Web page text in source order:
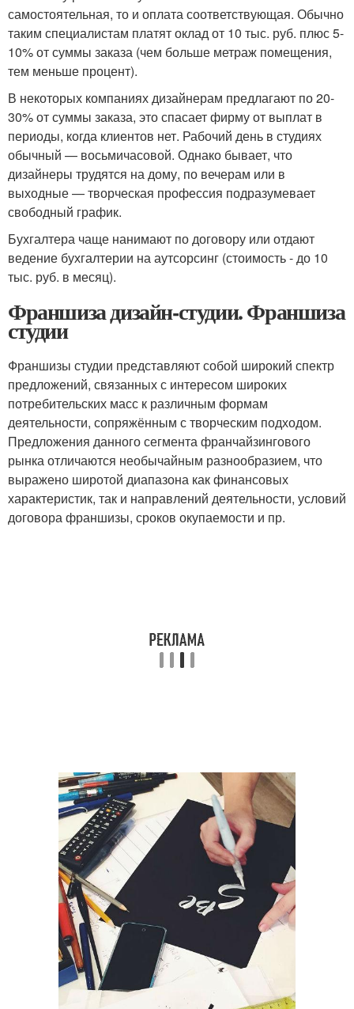
самостоятельная, то и оплата соответствующая. Обычно
таким специалистам платят оклад от 10 тыс. руб. плюс 5-
10% от суммы заказа (чем больше метраж помещения,
тем меньше процент).
В некоторых компаниях дизайнерам предлагают по 20-
30% от суммы заказа, это спасает фирму от выплат в
периоды, когда клиентов нет. Рабочий день в студиях
обычный — восьмичасовой. Однако бывает, что
дизайнеры трудятся на дому, по вечерам или в
выходные — творческая профессия подразумевает
свободный график.
Бухгалтера чаще нанимают по договору или отдают
ведение бухгалтерии на аутсорсинг (стоимость - до 10
тыс. руб. в месяц).
Франшиза дизайн-студии. Франшиза
студии
Франшизы студии представляют собой широкий спектр
предложений, связанных с интересом широких
потребительских масс к различным формам
деятельности, сопряжённым с творческим подходом.
Предложения данного сегмента франчайзингового
рынка отличаются необычайным разнообразием, что
выражено широтой диапазона как финансовых
характеристик, так и направлений деятельности, условий
договора франшизы, сроков окупаемости и пр.